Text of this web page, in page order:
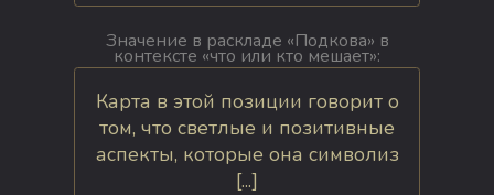
Значение в раскладе «Подкова» в
контексте «что или кто мешает»:
Карта в этой позиции говорит о
том, что светлые и позитивные
аспекты, которые она символиз
[...]